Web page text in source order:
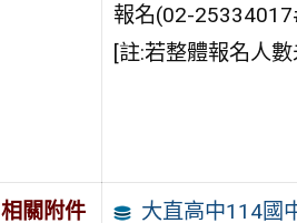
報名(02-
[註:若整體報名人
相關附件 大直高中114國